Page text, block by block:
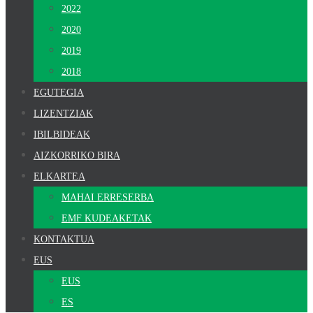
2022
2020
2019
2018
EGUTEGIA
LIZENTZIAK
IBILBIDEAK
AIZKORRIKO BIRA
ELKARTEA
MAHAI ERRESERBA
EMF KUDEAKETAK
KONTAKTUA
EUS
EUS
ES